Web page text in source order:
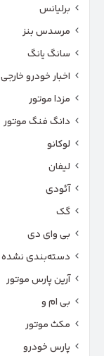
برلیانس
مرسدس بنز
سانگ یانگ
اخبار خودرو خارجی
مزدا موتور
دانگ فنگ موتور
لوکانو
لیفان
آئودی
گک
بی وای دی
دسته‌بندی نشده
آرین پارس موتور
بی ام و
مکث موتور
پارس‌ خودرو